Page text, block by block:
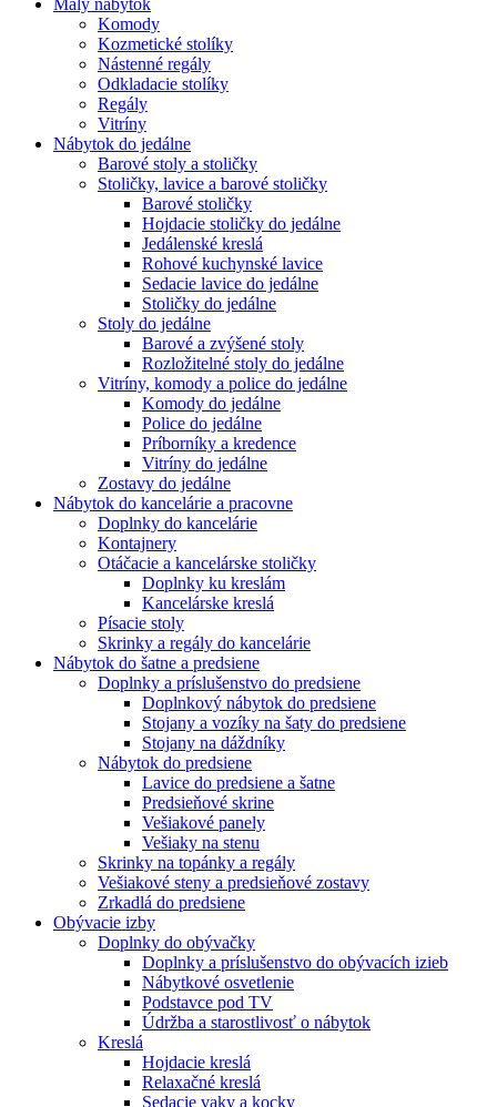
Komody
Kozmetické stolíky
Nástenné regály
Odkladacie stolíky
Regály
Vitríny
Nábytok do jedálne
Barové stoly a stoličky
Stoličky, lavice a barové stoličky
Barové stoličky
Hojdacie stoličky do jedálne
Jedálenské kreslá
Rohové kuchynské lavice
Sedacie lavice do jedálne
Stoličky do jedálne
Stoly do jedálne
Barové a zvýšené stoly
Rozložitelné stoly do jedálne
Vitríny, komody a police do jedálne
Komody do jedálne
Police do jedálne
Príborníky a kredence
Vitríny do jedálne
Zostavy do jedálne
Nábytok do kancelárie a pracovne
Doplnky do kancelárie
Kontajnery
Otáčacie a kancelárske stoličky
Doplnky ku kreslám
Kancelárske kreslá
Písacie stoly
Skrinky a regály do kancelárie
Nábytok do šatne a predsiene
Doplnky a príslušenstvo do predsiene
Doplnkový nábytok do predsiene
Stojany a vozíky na šaty do predsiene
Stojany na dáždníky
Nábytok do predsiene
Lavice do predsiene a šatne
Predsieňové skrine
Vešiakové panely
Vešiaky na stenu
Skrinky na topánky a regály
Vešiakové steny a predsieňové zostavy
Zrkadlá do predsiene
Obývacie izby
Doplnky do obývačky
Doplnky a príslušenstvo do obývacích izieb
Nábytkové osvetlenie
Podstavce pod TV
Údržba a starostlivosť o nábytok
Kreslá
Hojdacie kreslá
Relaxačné kreslá
Sedacie vaky a kocky